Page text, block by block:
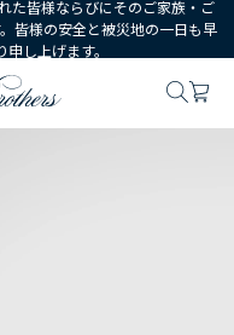
た皆様ならびにそのご家族・ご
皆様の安全と被災地の一日も早
し上げます。
シャツ・タイアクセサリー